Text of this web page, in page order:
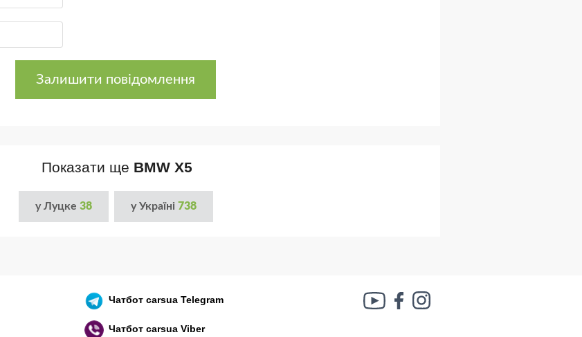
Залишити повідомлення
Показати ще BMW X5
у Луцке 38 у Україні 738
Чатботcarsua Telegram
Чатботcarsua Viber